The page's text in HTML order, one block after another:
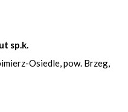
sp.k.
Osiedle, pow. Brzeg,